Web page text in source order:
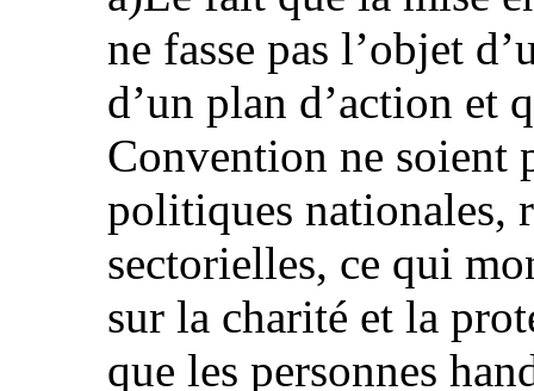
ne fasse pas l’objet
d’un plan d’action et
Convention ne soient
politiques nationales,
sectorielles, ce qui
sur la charité et la
que les personnes